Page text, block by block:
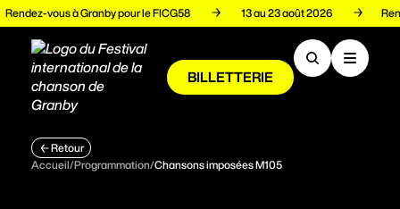
Rendez-vous à Granby pour le FICG58 13 au 23 août 2026
BILLETTERIE
Programmation
Retour
Accueil/Programmation/Chansons imposées M105